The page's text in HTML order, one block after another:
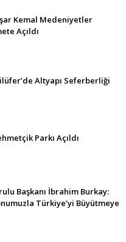
Kemal Medeniyetler
Açıldı
Altyapı Seferberliği
Parkı Açıldı
Başkanı İbrahim Burkay:
Türkiye’yi Büyütmeye